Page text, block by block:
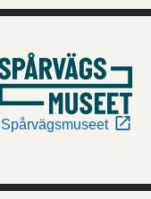
Spårvägsmuseet